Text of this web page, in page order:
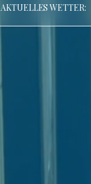
AKTUELLES WETTER: